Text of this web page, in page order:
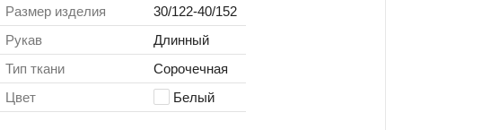
Размер изделия
30/122-40/152
Рукав
Длинный
Тип ткани
Сорочечная
Цвет
Белый